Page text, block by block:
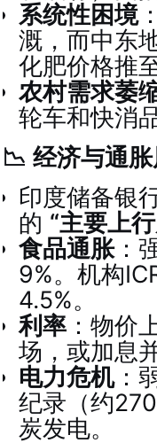
系统性困境
溉，而中东
化肥价格推
农村需求萎
轮车和快消
📉 经济与通
印度储备银
的 “主要上
食品通胀：
9%。机构
4.5%。
利率 ：物价
场，或加息
电力危机：
纪录（约
炭发电。